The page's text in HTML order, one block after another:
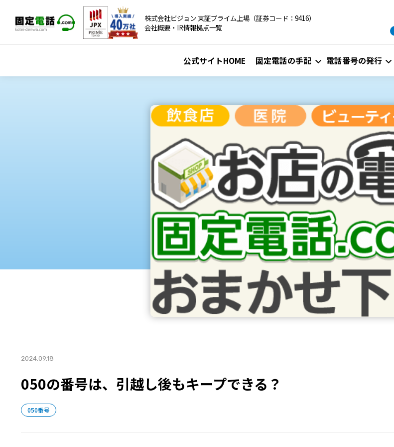
株式会社ビジョン 東証プライム上場（証券コード：9416）
会社概要・IR情報拠点一覧
公式サイトHOME 固定電話の手配 電話番号の発行
2024.09.18
050の番号は、引越し後もキープできる？
050番号